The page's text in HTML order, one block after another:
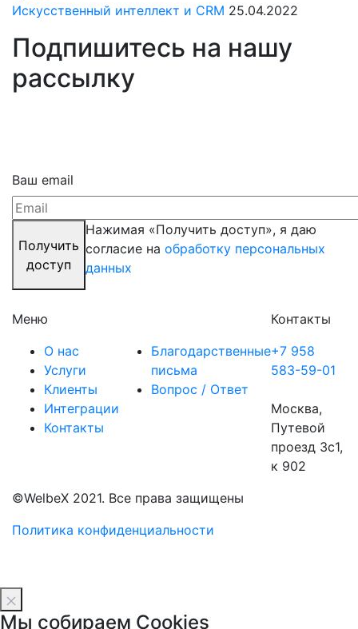
Искусственный интеллект и CRM 25.04.2022
Подпишитесь на нашу
рассылку
Ваш email
Получить
доступ
Нажимая «Получить доступ», я даю
согласие на обработку персональных
данных
Меню
О нас
Услуги
Клиенты
Интеграции
Контакты
Благодарственные
письма
Вопрос / Ответ
Контакты
+7 958
583-59-01
Москва,
Путевой
проезд 3с1,
к 902
©WelbeX 2021. Все права защищены
Политика конфиденциальности
Мы собираем Cookies